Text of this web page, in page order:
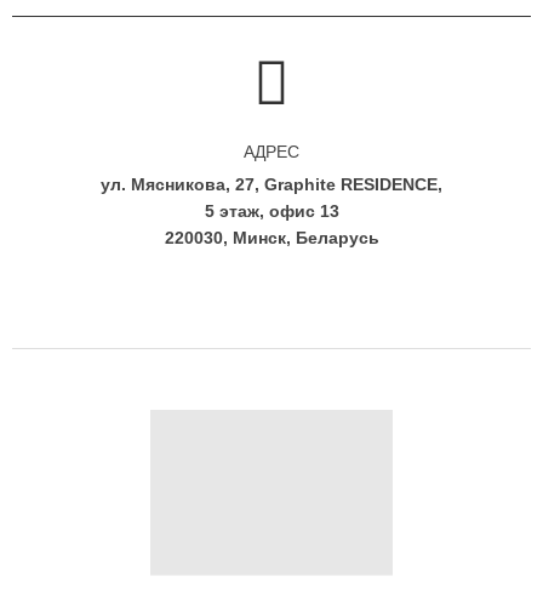
АДРЕС
ул. Мясникова, 27, Graphite RESIDENCE,
5 этаж, офис 13
220030, Минск, Беларусь